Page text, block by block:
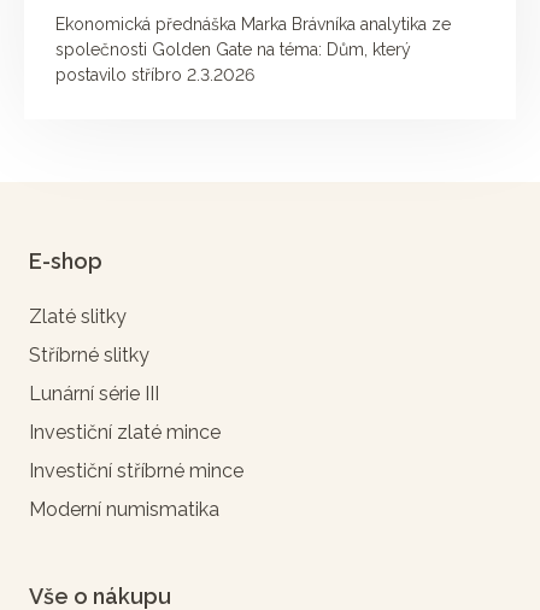
Ekonomická přednáška Marka Brávníka analytika ze
společnosti Golden Gate na téma: Dům, který
postavilo stříbro 2.3.2026
E-shop
Zlaté slitky
Stříbrné slitky
Lunární série III
Investiční zlaté mince
Investiční stříbrné mince
Moderní numismatika
Vše o nákupu